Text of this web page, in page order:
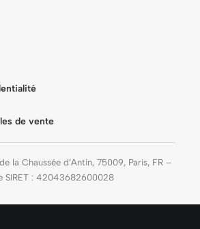
de vente
la Chaussée d’Antin, 75009, Paris, FR –
SIRET : 42043682600028